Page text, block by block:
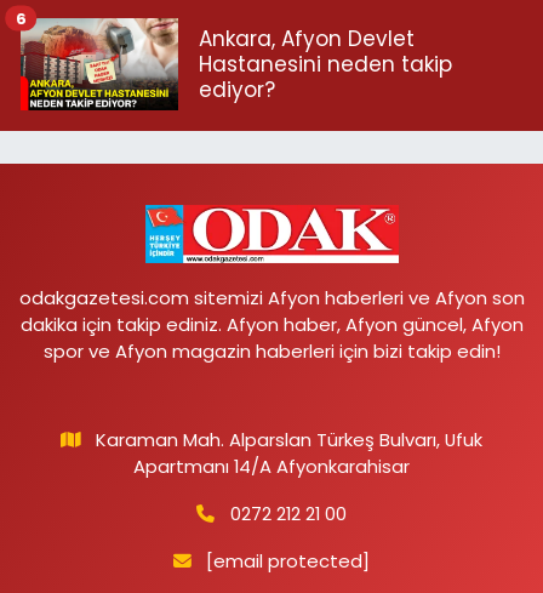
Ankara, Afyon Devlet
Hastanesini neden takip
ediyor?
6
odakgazetesi.com sitemizi Afyon haberleri ve Afyon son
dakika için takip ediniz. Afyon haber, Afyon güncel, Afyon
spor ve Afyon magazin haberleri için bizi takip edin!
Karaman Mah. Alparslan Türkeş Bulvarı, Ufuk
Apartmanı 14/A Afyonkarahisar
0272 212 21 00
[email protected]